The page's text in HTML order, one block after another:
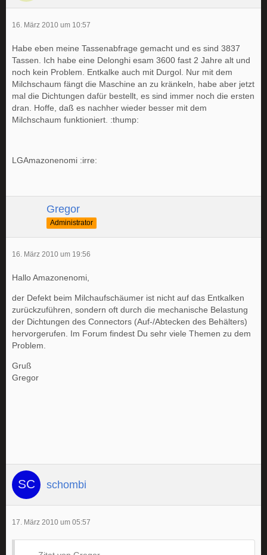
16. März 2010 um 10:57
Habe eben meine Tassenabfrage gemacht und es sind 3837
Tassen. Ich habe eine Delonghi esam 3600 fast 2 Jahre alt und
noch kein Problem. Entkalke auch mit Durgol. Nur mit dem
Milchschaum fängt die Maschine an zu kränkeln, habe aber jetzt
mal die Dichtungen dafür bestellt, es sind immer noch die ersten
dran. Hoffe, daß es nachher wieder besser mit dem
Milchschaum funktioniert. :thump:
LGAmazonenomi :irre:
Gregor
Administrator
16. März 2010 um 19:56
Hallo Amazonenomi,
der Defekt beim Milchaufschäumer ist nicht auf das Entkalken
zurückzuführen, sondern oft durch die mechanische Belastung
der Dichtungen des Connectors (Auf-/Abtecken des Behälters)
hervorgerufen. Im Forum findest Du sehr viele Themen zu dem
Problem.
Gruß
Gregor
schombi
17. März 2010 um 05:57